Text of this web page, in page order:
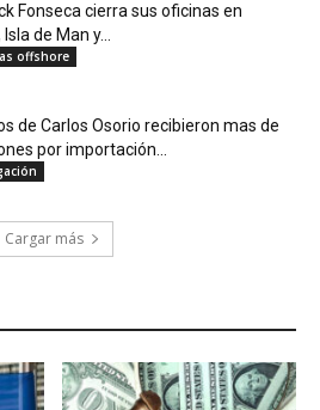
Fonseca cierra sus oficinas en
de Man y...
offshore
de Carlos Osorio recibieron mas de
por importación...
Cargar más